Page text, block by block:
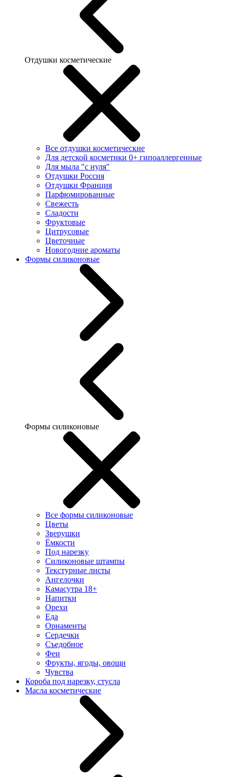
Отдушки косметические
Все отдушки косметические
Для детской косметики 0+ гипоаллергенные
Для мыла "с нуля"
Отдушки Россия
Отдушки Франция
Парфюмированные
Свежесть
Сладости
Фруктовые
Цитрусовые
Цветочные
Новогодние ароматы
Формы силиконовые
Формы силиконовые
Все формы силиконовые
Цветы
Зверушки
Ёмкости
Под нарезку
Силиконовые штампы
Текстурные листы
Ангелочки
Камасутра 18+
Напитки
Орехи
Еда
Орнаменты
Сердечки
Съедобное
Феи
Фрукты, ягоды, овощи
Чувства
Короба под нарезку, стусла
Масла косметические